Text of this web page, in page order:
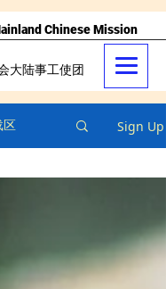
Chinese Mission
大陆事工使团
区 Sign Up